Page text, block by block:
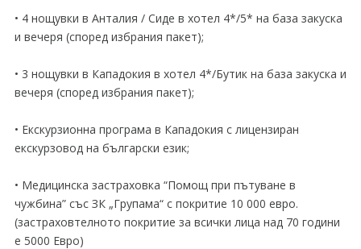
• 4 нощувки в Анталия / Сиде в хотел 4*/5* на база закуска
и вечеря (според избрания пакет);
• 3 нощувки в Кападокия в хотел 4*/Бутик на база закуска и
вечеря (според избрания пакет);
• Екскурзионна програма в Кападокия с лицензиран
екскурзовод на български език;
• Медицинска застраховка “Помощ при пътуване в
чужбина” със ЗК „Групама“ с покритие 10 000 евро.
(застраховтелното покритие за всички лица над 70 години
е 5000 Евро)